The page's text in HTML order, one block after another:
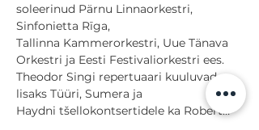
soleerinud Pärnu Linnaorkestri,
Sinfonietta Rīga,
Tallinna Kammerorkestri, Uue Tänava
Orkestri ja Eesti Festivaliorkestri ees.
Theodor Singi repertuaari kuuluvad
lisaks Tüüri, Sumera ja
Haydni tšellokontsertidele ka Robert…